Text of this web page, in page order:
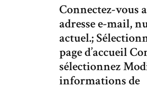
Connectez-vous
adresse e-mail,
actuel.;
page d’accueil
sélectionnez
informations de